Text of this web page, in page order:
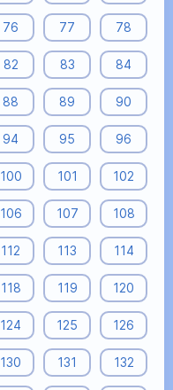
76 77 78
82 83 84
88 89 90
94 95 96
100 101 102
106 107 108
112 113 114
118 119 120
124 125 126
130 131 132